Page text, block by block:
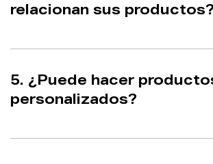
relacionan sus productos?
5. ¿Puede hacer
personalizados?